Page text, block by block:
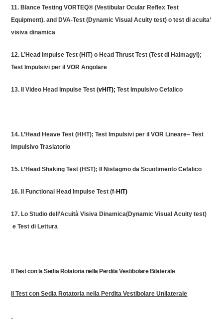
11. Blance Testing VORTEQ® (Vestibular Ocular Reflex Test
Equipment). and DVA-Test (Dynamic Visual Acuity test) o test di acuita’
visiva dinamica
12. L’Head Impulse Test (HIT) o HeadThrustTest (Test diHalmagyi);
TestImpulsivi per il VORAngolare
13. Il Video Head Impulse Test (vHIT); TestImpulsivo Cefalico
14. L’Head Heave Test (HHT); TestImpulsivi per il VORLineare–Test
Impulsivo Traslatorio
15. L’Head Shaking Test (HST); Il Nistagmo da Scuotimento Cefalico
16. Il FunctionalHead Impulse Test (f-HIT)
17. Lo Studio dell’Acuità VisivaDinamica(Dynamic VisualAcuity test)
e Test di Lettura
Il Test con la Sedia Rotatoria nella Perdita Vestibolare Bilaterale
Il Test con Sedia Rotatoria nella Perdita Vestibolare Unilaterale